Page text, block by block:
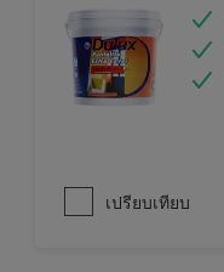
เปรียบเทียบ